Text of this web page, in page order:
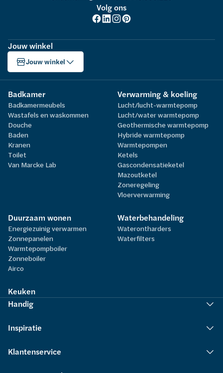
Volg ons
Jouw winkel
Jouw winkel
Badkamer
Badkamermeubels
Wastafels en waskommen
Douche
Baden
Kranen
Toilet
Van Marcke Lab
Verwarming & koeling
Lucht/lucht-warmtepomp
Lucht/water warmtepomp
Geothermische warmtepomp
Hybride warmtepomp
Warmtepompen
Ketels
Gascondensatieketel
Mazoutketel
Zoneregeling
Vloerverwarming
Duurzaam wonen
Energiezuinig verwarmen
Zonnepanelen
Warmtepompboiler
Zonneboiler
Airco
Waterbehandeling
Waterontharders
Waterfilters
Keuken
Handig
Inspiratie
Klantenservice